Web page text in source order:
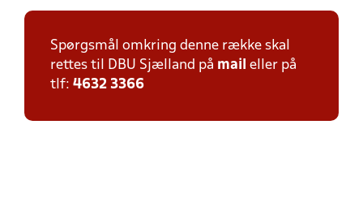
Spørgsmål omkring denne række skal
rettes til DBU Sjælland på mail eller på
tlf: 4632 3366